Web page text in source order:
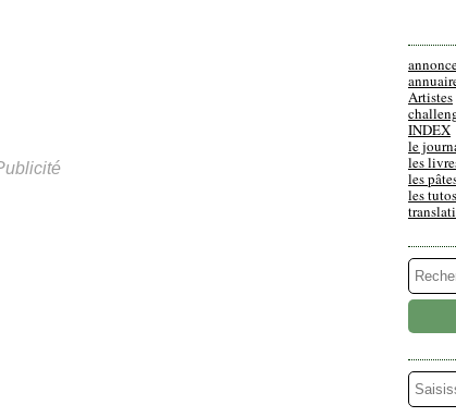
Artistes
INDEX
le
les
les
les tutos